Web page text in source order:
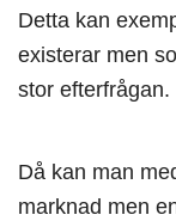
Detta kan
existerar men
stor efterfrågan.
Då kan man
marknad men